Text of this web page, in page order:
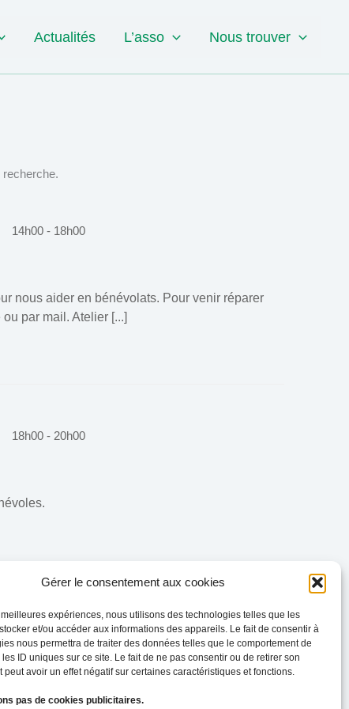
Gérer le consentement aux cookies
meilleures expériences, nous utilisons des technologies telles que les
et/ou accéder aux informations des appareils. Le fait de consentir à
nous permettra de traiter des données telles que le comportement de
ID uniques sur ce site. Le fait de ne pas consentir ou de retirer son
peut avoir un effet négatif sur certaines caractéristiques et fonctions.
pas de cookies publicitaires.
Actualités L’asso Nous trouver
14h00 - 18h00
nous aider en bénévolats. Pour venir réparer
par mail. Atelier [...]
18h00 - 20h00